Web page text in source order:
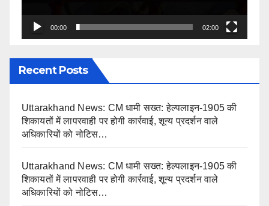
00:00 02:00
Recent Posts
Uttarakhand News: CM धामी सख्त: हेल्पलाइन-1905 की
शिकायतों में लापरवाही पर होगी कार्रवाई, शून्य प्रदर्शन वाले
अधिकारियों को नोटिस…
Uttarakhand News: CM धामी सख्त: हेल्पलाइन-1905 की
शिकायतों में लापरवाही पर होगी कार्रवाई, शून्य प्रदर्शन वाले
अधिकारियों को नोटिस…